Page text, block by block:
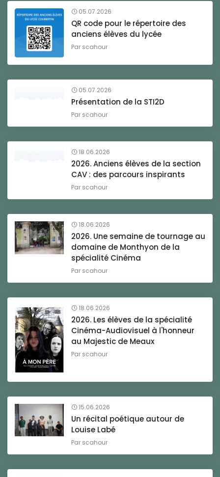
05.07.2026
QR code pour le répertoire des
anciens élèves du lycée
Par scahour
05.07.2026
Présentation de la STI2D
Par scahour
18.06.2026
2026. Anciens élèves de la section
CAV : des parcours inspirants
Par scahour
18.06.2026
2026. Une semaine de tournage au
domaine de Monthyon de la
spécialité Cinéma
Par scahour
18.06.2026
2026. Les élèves de la spécialité
Cinéma-Audiovisuel à l'honneur
au Majestic de Meaux
Par scahour
15.06.2026
Un récital poétique autour de
Louise Labé
Par scahour